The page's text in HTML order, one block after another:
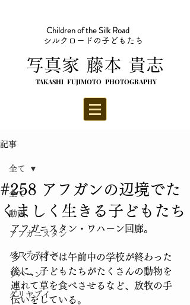
​写真家 藤本 貴志
TAKASHI FUJIMOTO PHOTOGRAPHY
Children of the Silk Road
シルクロードの子どもたち
記事
全て
動画
アフガニスタン
バロチスタン
ワハーン
ダリヤブイ
全て
#258 アフガンの辺境でた
くましく生きる子どもたち
アフガニスタン・ワハーン回廊。
多くの村では午前中の学校が終わった
後に、子どもたちがたくさんの動物を
連れて草を食べさせるなど、放牧の手
伝いをしている。